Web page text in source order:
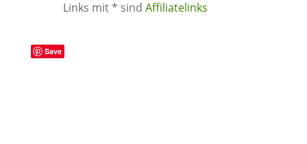
Links mit * sind Affiliatelinks
Save